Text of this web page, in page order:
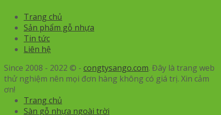
Trang chủ
Sản phẩm gỗ nhựa
Tin tức
Liên hệ
Since 2008 - 2022 © - congtysango.com. Đây là trang web
thử nghiệm nên mọi đơn hàng không có giá trị. Xin cảm
ơn!
Trang chủ
Sàn gỗ nhựa ngoài trời